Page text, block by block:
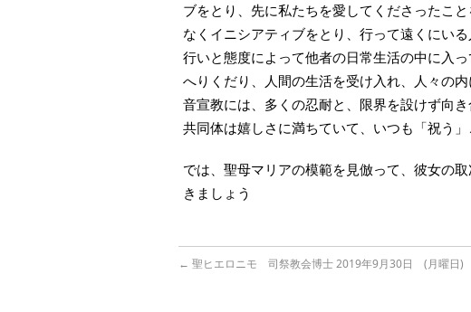
ブをとり、先に私たちを愛してくださったこ
なくイニシアティブをとり、行って遠くにい
行いと態度によって他者の日常生活の中に入
へりくだり、人間の生活を受け入れ、人々の
音宣教には、多くの忍耐と、限界を設けず向
共同体は嬉しさに満ちていて、いつも「祝う」
では、聖母マリアの模範を見倣って、彼女の
きましょう
← 聖ヒエロニモ 司祭教会博士 2019年9月30日 (月曜日)